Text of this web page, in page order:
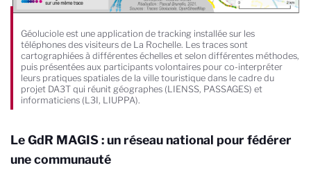
Géoluciole est une application de tracking installée sur les
téléphones des visiteurs de La Rochelle. Les traces sont
cartographiées à différentes échelles et selon différentes méthodes,
puis présentées aux participants volontaires pour co-interpréter
leurs pratiques spatiales de la ville touristique dans le cadre du
projet DA3T qui réunit géographes (LIENSS, PASSAGES) et
informaticiens (L3I, LIUPPA).
Le GdR MAGIS : un réseau national pour fédérer
une communauté